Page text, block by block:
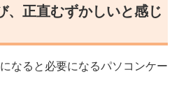
、正直むずかしいと感じ
なると必要になるパソコンケー